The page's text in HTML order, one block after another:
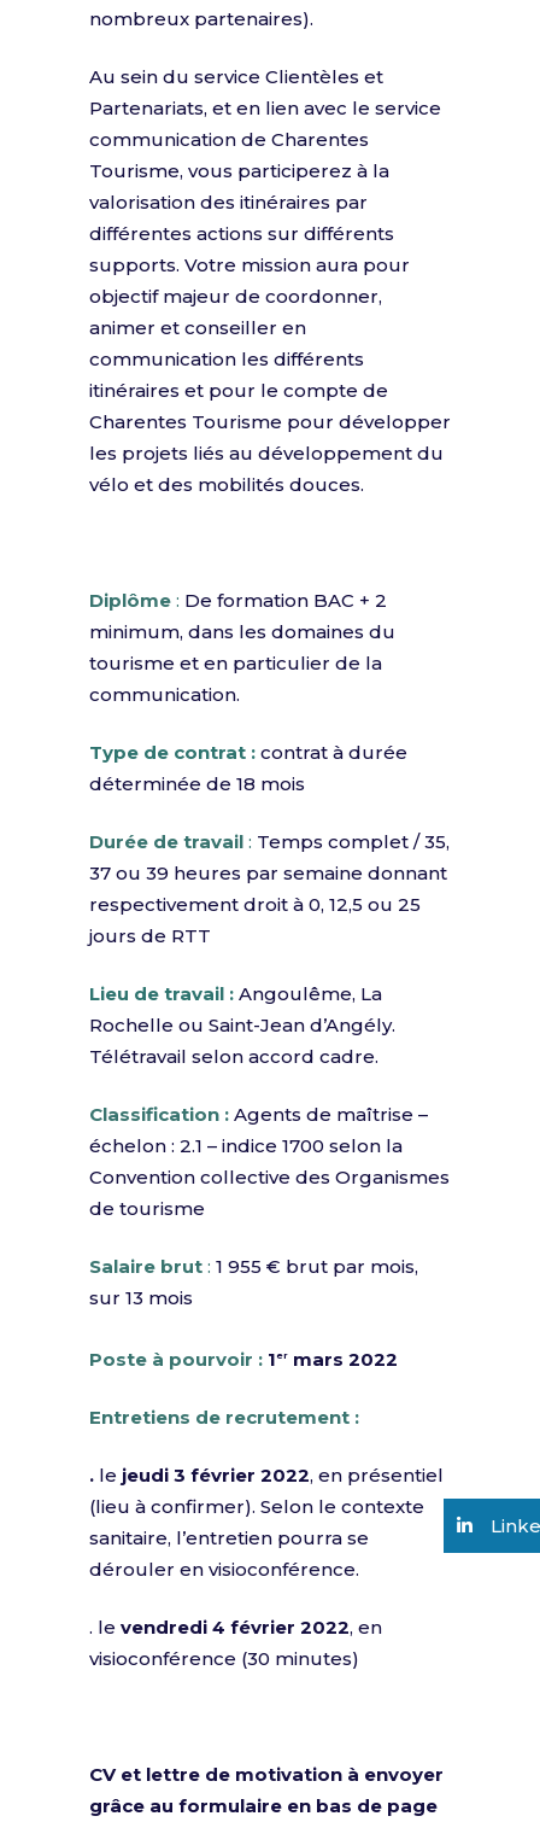
nombreux partenaires).
Au sein du service Clientèles et
Partenariats, et en lien avec le service
communication de Charentes
Tourisme, vous participerez à la
valorisation des itinéraires par
différentes actions sur différents
supports. Votre mission aura pour
objectif majeur de coordonner,
animer et conseiller en
communication les différents
itinéraires et pour le compte de
Charentes Tourisme pour développer
les projets liés au développement du
vélo et des mobilités douces.
Diplôme : De formation BAC + 2
minimum, dans les domaines du
tourisme et en particulier de la
communication.
Type de contrat : contrat à durée
déterminée de 18 mois
Durée de travail : Temps complet / 35,
37 ou 39 heures par semaine donnant
respectivement droit à 0, 12,5 ou 25
jours de RTT
Lieu de travail : Angoulême, La
Rochelle ou Saint-Jean d’Angély.
Télétravail selon accord cadre.
Classification : Agents de maîtrise –
échelon : 2.1 – indice 1700 selon la
Convention collective des Organismes
de tourisme
Salaire brut : 1 955 € brut par mois,
sur 13 mois
Poste à pourvoir : 1 er mars 2022
Entretiens de recrutement :
. le jeudi 3 février 2022, en présentiel
(lieu à confirmer). Selon le contexte
sanitaire, l’entretien pourra se
dérouler en visioconférence.
. le vendredi 4 février 2022, en
visioconférence (30 minutes)
CV et lettre de motivation à envoyer
grâce au formulaire en bas de page